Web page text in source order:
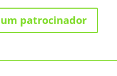
um patrocinador